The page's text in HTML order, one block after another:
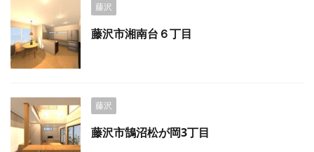
藤沢
藤沢市湘南台６丁目
藤沢
藤沢市鵠沼松が岡3丁目